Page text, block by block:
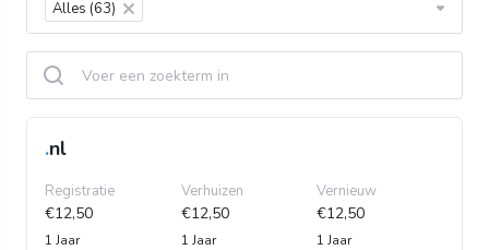
Alles (63) ×
.nl
Registratie
€12,50
1 Jaar
Verhuizen
€12,50
1 Jaar
Vernieuw
€12,50
1 Jaar